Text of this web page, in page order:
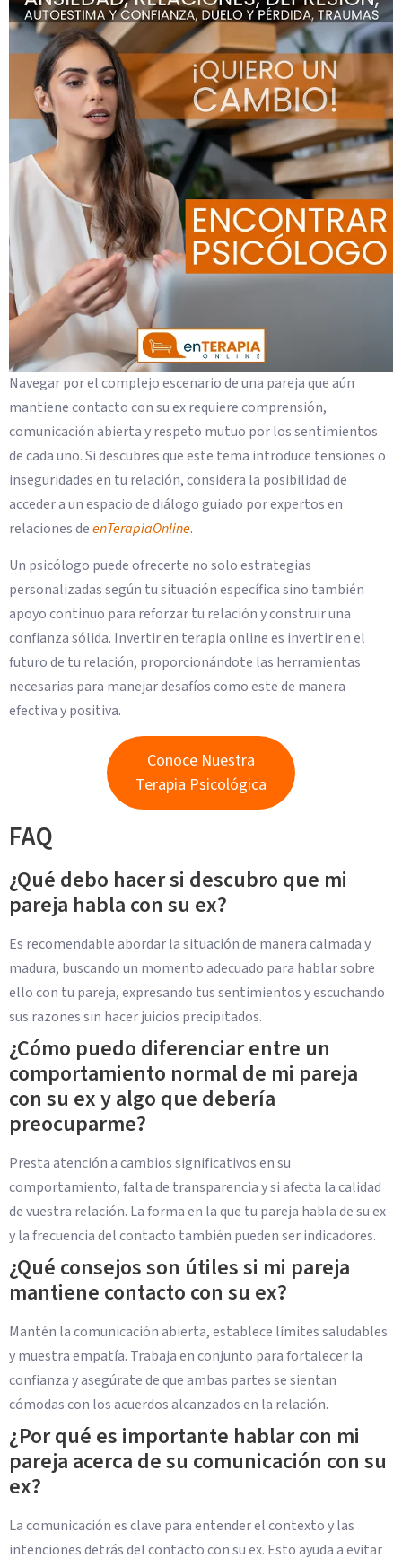
Navegar por el complejo escenario de una pareja que aún
mantiene contacto con su ex requiere comprensión,
comunicación abierta y respeto mutuo por los sentimientos
de cada uno. Si descubres que este tema introduce tensiones o
inseguridades en tu relación, considera la posibilidad de
acceder a un espacio de diálogo guiado por expertos en
relaciones deenTerapiaOnline.
Un psicólogo puede ofrecerte no solo estrategias
personalizadas según tu situación específica sino también
apoyo continuo para reforzar tu relación y construir una
confianza sólida. Invertir en terapia online es invertir en el
futuro de tu relación, proporcionándote las herramientas
necesarias para manejar desafíos como este de manera
efectiva y positiva.
Conoce Nuestra
Terapia Psicológica
FAQ
¿Qué debo hacer si descubro que mi
pareja habla con su ex?
Es recomendable abordar la situación de manera calmada y
madura, buscando un momento adecuado para hablar sobre
ello con tu pareja, expresando tus sentimientos y escuchando
sus razones sin hacer juicios precipitados.
¿Cómo puedo diferenciar entre un
comportamiento normal de mi pareja
con su ex y algo que debería
preocuparme?
Presta atención a cambios significativos en su
comportamiento, falta de transparencia y si afecta la calidad
de vuestra relación. La forma en la que tu pareja habla de su ex
y la frecuencia del contacto también pueden ser indicadores.
¿Qué consejos son útiles si mi pareja
mantiene contacto con su ex?
Mantén la comunicación abierta, establece límites saludables
y muestra empatía. Trabaja en conjunto para fortalecer la
confianza y asegúrate de que ambas partes se sientan
cómodas con los acuerdos alcanzados en la relación.
¿Por qué es importante hablar con mi
pareja acerca de su comunicación con su
ex?
La comunicación es clave para entender el contexto y las
intenciones detrás del contacto con su ex. Esto ayuda a evitar